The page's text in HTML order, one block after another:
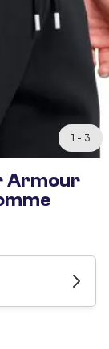
1 - 3
Armour